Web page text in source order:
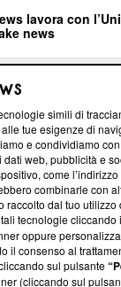
lavora con
news
informazioni
editoriali e
Inoltre, afferma
with Integrity’
programma, ma
non ha ancora
simili di
tue esigenze di
e condividiamo
web, pubblicità e
come
combinarle con
raccolto dal tuo utilizzo
tecnologie cliccando
oppure
il consenso al
sul pulsante
(cliccando sul